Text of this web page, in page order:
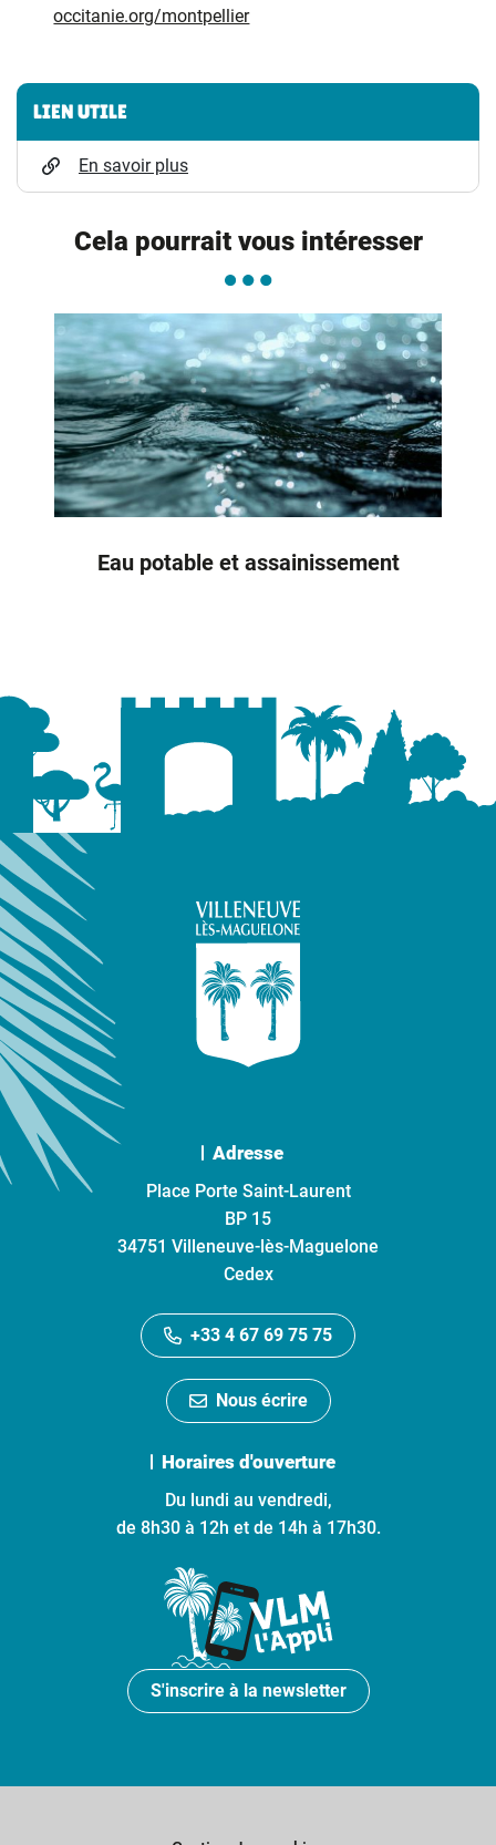
occitanie.org/montpellier
Informations complémentaires
LIEN UTILE
En savoir plus
Cela pourrait vous intéresser
Eau potable et assainissement
Adresse
Place Porte Saint-Laurent
BP 15
34751 Villeneuve-lès-Maguelone
Cedex
+33 4 67 69 75 75
Nous écrire
Horaires d'ouverture
Du lundi au vendredi,
de 8h30 à 12h et de 14h à 17h30.
S'inscrire à la newsletter